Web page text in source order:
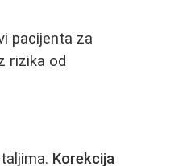
pacijenta za
rizika od
Korekcija